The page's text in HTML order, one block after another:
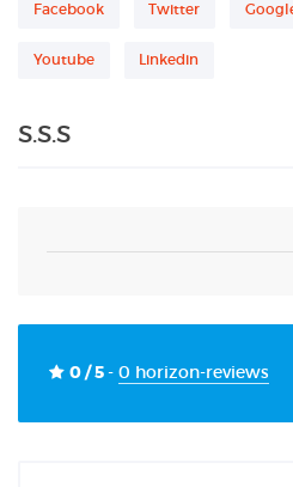
Facebook Twitter
Youtube Linkedin
S.S.S
0 / 5- 0 horizon-reviews